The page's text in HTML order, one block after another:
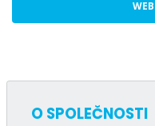
O SPOLEČNOSTI